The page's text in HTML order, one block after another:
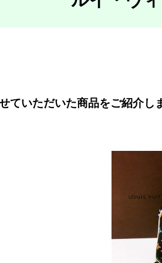
ていただいた商品をご紹介し